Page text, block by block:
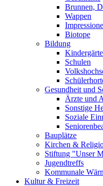
Brunnen,
Wappen
Biotope
Bildung
Schulen
Gesundheit und
Ärzte und
Sonstige
Soziale
Bauplätze
Kirchen &
Stiftung "Unser
Jugendtreffs
Kommunale
Kultur & Freizeit